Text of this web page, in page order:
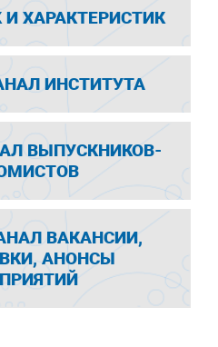
ХАРАКТЕРИСТИК
ИНСТИТУТА
ВЫПУСКНИКОВ-
ВАКАНСИИ,
АНОНСЫ